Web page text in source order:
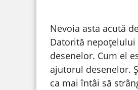
Nevoia asta acută
Datorită nepoțelului
desenelor. Cum el
ajutorul desenelor.
ca mai întâi să